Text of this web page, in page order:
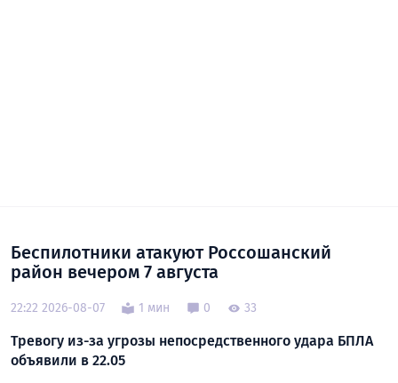
Беспилотники атакуют Россошанский
район вечером 7 августа
22:22 2026-08-07 1 мин 0 33
Тревогу из-за угрозы непосредственного удара БПЛА
объявили в 22.05